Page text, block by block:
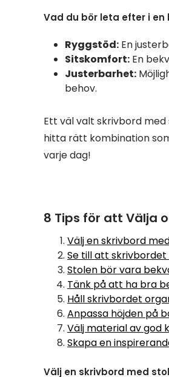
Vad du bör leta efter i en
Ryggstöd: En
Sitskomfort: En
Justerbarhet:
behov.
Ett väl valt skrivbord
hitta rätt kombination
varje dag!
8 Tips för att Välja
Välj en skrivbord
Se till att
Stolen bör vara
Tänk på att ha bra
Håll skrivbordet
Anpassa höjden på
Välj material av god
Skapa en
Välj en skrivbord med